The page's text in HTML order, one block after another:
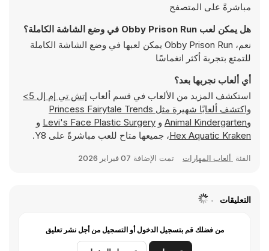
مباشرةً على المتصفح
هل يمكن لعب Obby Prison Run في وضع الشاشة الكاملة؟
نعم، Obby Prison Run يمكن لعبها في وضع الشاشة الكاملة
للتمتع بتجربة أكثر انغماسًا
أي ألعاب نجربها بعد؟
استكشف المزيد من الألعاب في قسم ألعاب
إتش تي إم إل 5>
واكتشف ألعابًا شهيرة مثل Princess Fairytale Trends
وAnimal Kindergarten و Levi's Face Plastic Surgery و
Hex Aquatic Kraken، جميعها متاح للعب مباشرةً على Y8.
الفئة ألعاب المهارات تمت الإضافة 07 فبراير 2026
التعليقات
من فضلك قم بتسجيل الدخول أو التسجيل من أجل نشر تعليق